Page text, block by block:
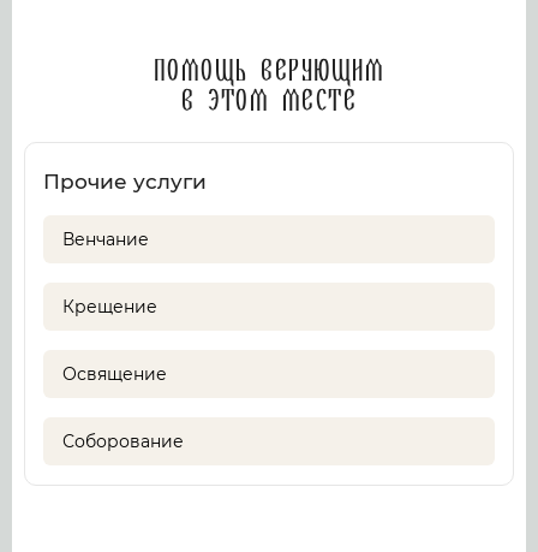
Помощь верующим
в этом месте
Прочие услуги
Венчание
Крещение
Освящение
Соборование